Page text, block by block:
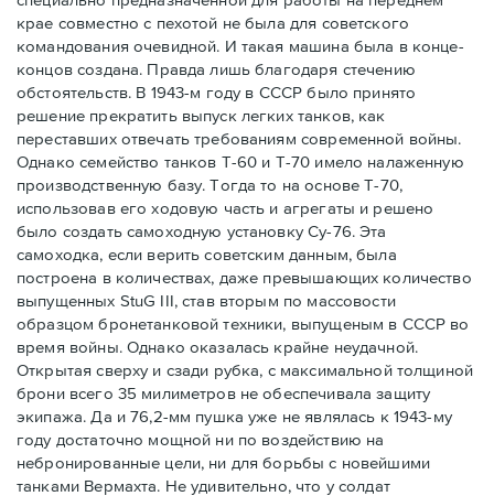
крае совместно с пехотой не была для советского
командования очевидной. И такая машина была в конце-
концов создана. Правда лишь благодаря стечению
обстоятельств. В 1943-м году в СССР было принято
решение прекратить выпуск легких танков, как
переставших отвечать требованиям современной войны.
Однако семейство танков Т-60 и Т-70 имело налаженную
производственную базу. Тогда то на основе Т-70,
использовав его ходовую часть и агрегаты и решено
было создать самоходную установку Су-76. Эта
самоходка, если верить советским данным, была
построена в количествах, даже превышающих количество
выпущенных StuG III, став вторым по массовости
образцом бронетанковой техники, выпущеным в СССР во
время войны. Однако оказалась крайне неудачной.
Открытая сверху и сзади рубка, с максимальной толщиной
брони всего 35 милиметров не обеспечивала защиту
экипажа. Да и 76,2-мм пушка уже не являлась к 1943-му
году достаточно мощной ни по воздействию на
небронированные цели, ни для борьбы с новейшими
танками Вермахта. Не удивительно, что у солдат